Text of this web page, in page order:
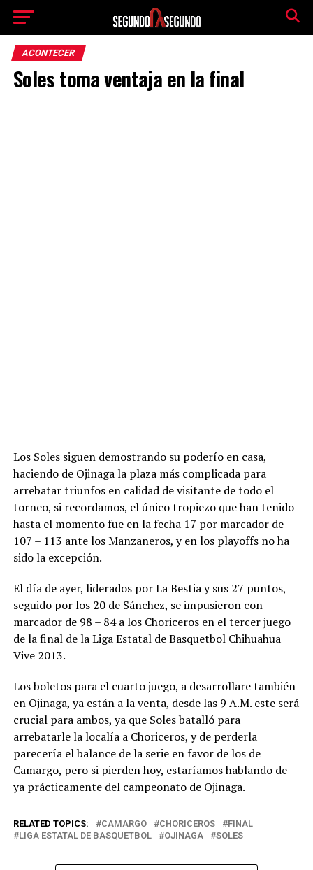
ACONTECER
Soles toma ventaja en la final
Los Soles siguen demostrando su poderío en casa,
haciendo de Ojinaga la plaza más complicada para
arrebatar triunfos en calidad de visitante de todo el
torneo, si recordamos, el único tropiezo que han tenido
hasta el momento fue en la fecha 17 por marcador de
107 – 113 ante los Manzaneros, y en los playoffs no ha
sido la excepción.
El día de ayer, liderados por La Bestia y sus 27 puntos,
seguido por los 20 de Sánchez, se impusieron con
marcador de 98 – 84 a los Choriceros en el tercer juego
de la final de la Liga Estatal de Basquetbol Chihuahua
Vive 2013.
Los boletos para el cuarto juego, a desarrollare también
en Ojinaga, ya están a la venta, desde las 9 A.M. este será
crucial para ambos, ya que Soles batalló para
arrebatarle la localía a Choriceros, y de perderla
parecería el balance de la serie en favor de los de
Camargo, pero si pierden hoy, estaríamos hablando de
ya prácticamente del campeonato de Ojinaga.
RELATED TOPICS: CAMARGO CHORICEROS
FINAL
LIGA ESTATAL DE BASQUETBOL
OJINAGA SOLES